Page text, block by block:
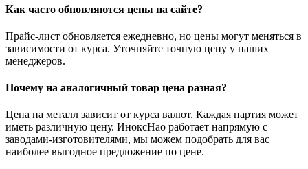
Как часто обновляются цены на сайте?
Прайс-лист обновляется ежедневно, но цены могут меняться в
зависимости от курса. Уточняйте точную цену у наших
менеджеров.
Почему на аналогичный товар цена разная?
Цена на металл зависит от курса валют. Каждая партия может
иметь различную цену. ИноксНао работает напрямую с
заводами-изготовителями, мы можем подобрать для вас
наиболее выгодное предложение по цене.